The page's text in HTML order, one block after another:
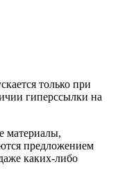
только при
гиперссылки на
материалы,
предложением
каких-либо